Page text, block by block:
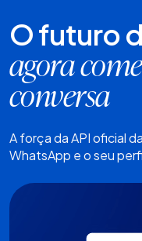
O futuro
agora
conversa
A força da API oficial
WhatsApp e o seu